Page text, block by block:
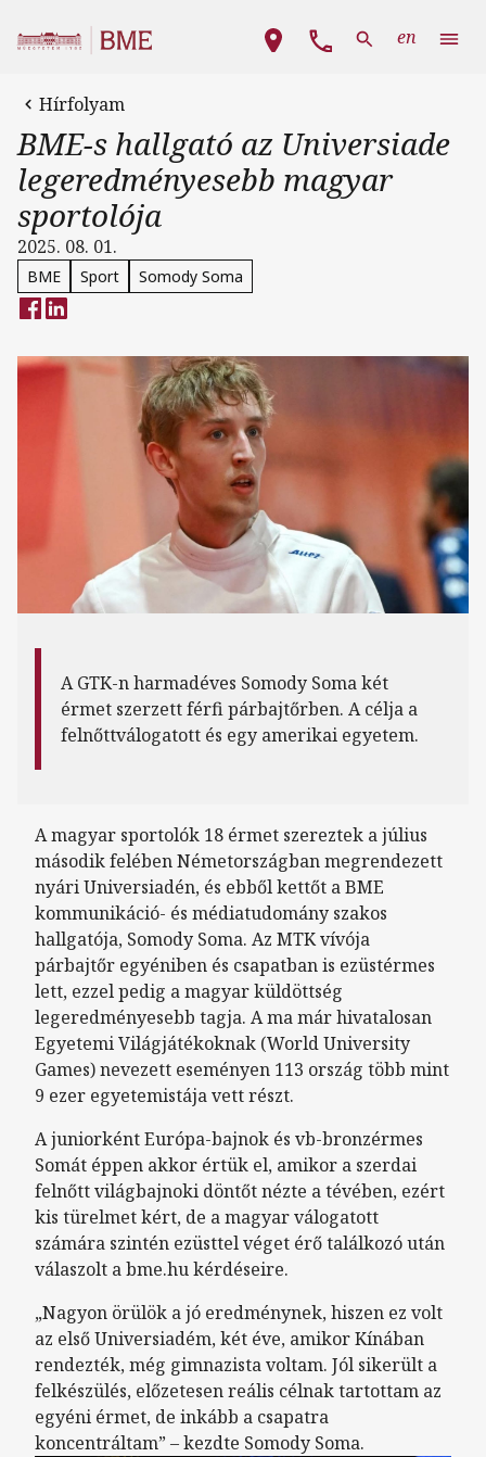
Fő navigáció
en
Hírfolyam
BME-s hallgató az Universiade
legeredményesebb magyar
sportolója
2025. 08. 01.
BME Sport Somody Soma
A GTK-n harmadéves Somody Soma két
érmet szerzett férfi párbajtőrben. A célja a
felnőttválogatott és egy amerikai egyetem.
A magyar sportolók 18 érmet szereztek a július
második felében Németországban megrendezett
nyári Universiadén, és ebből kettőt a BME
kommunikáció- és médiatudomány szakos
hallgatója, Somody Soma. Az MTK vívója
párbajtőr egyéniben és csapatban is ezüstérmes
lett, ezzel pedig a magyar küldöttség
legeredményesebb tagja. A ma már hivatalosan
Egyetemi Világjátékoknak (World University
Games) nevezett eseményen 113 ország több mint
9 ezer egyetemistája vett részt.
A juniorként Európa-bajnok és vb-bronzérmes
Somát éppen akkor értük el, amikor a szerdai
felnőtt világbajnoki döntőt nézte a tévében, ezért
kis türelmet kért, de a magyar válogatott
számára szintén ezüsttel véget érő találkozó után
válaszolt a bme.hu kérdéseire.
„Nagyon örülök a jó eredménynek, hiszen ez volt
az első Universiadém, két éve, amikor Kínában
rendezték, még gimnazista voltam. Jól sikerült a
felkészülés, előzetesen reális célnak tartottam az
egyéni érmet, de inkább a csapatra
koncentráltam” – kezdte Somody Soma.